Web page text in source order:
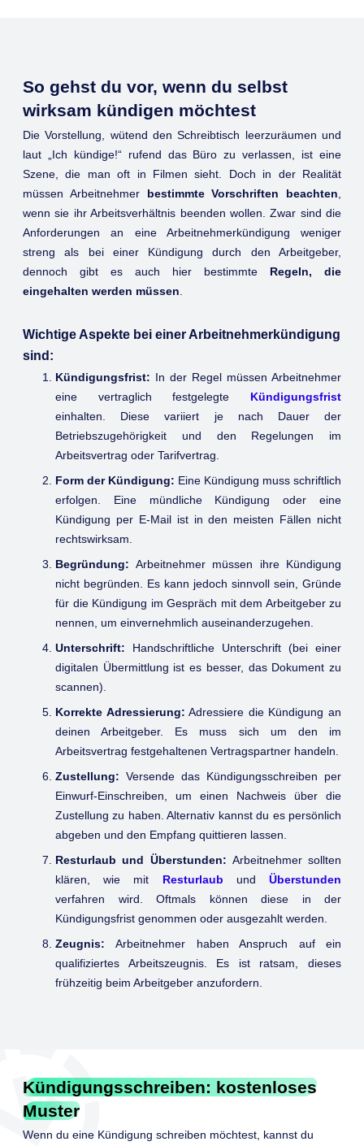
So gehst du vor, wenn du selbst
wirksam kündigen möchtest
Die Vorstellung, wütend den Schreibtisch leerzuräumen und
laut „Ich kündige!“ rufend das Büro zu verlassen, ist eine
Szene, die man oft in Filmen sieht. Doch in der Realität
müssen Arbeitnehmer bestimmte Vorschriften beachten
wenn sie ihr Arbeitsverhältnis beenden wollen. Zwar sind die
Anforderungen an eine Arbeitnehmerkündigung weniger
streng als bei einer Kündigung durch den Arbeitgeber,
dennoch gibt es auch hier bestimmte Regeln, die
eingehalten werden müssen
Wichtige Aspekte bei einer Arbeitnehmerkündigung
sind:
Kündigungsfrist: In der Regel müssen Arbeitnehmer
eine vertraglich festgelegte Kündigungsfrist
einhalten. Diese variiert je nach Dauer der
Betriebszugehörigkeit und den Regelungen im
Arbeitsvertrag oder Tarifvertrag.
Form der Kündigung: Eine Kündigung muss schriftlich
erfolgen. Eine mündliche Kündigung oder eine
Kündigung per E-Mail ist in den meisten Fällen nicht
rechtswirksam.
Begründung: Arbeitnehmer müssen ihre Kündigung
nicht begründen. Es kann jedoch sinnvoll sein, Gründe
für die Kündigung im Gespräch mit dem Arbeitgeber zu
nennen, um einvernehmlich auseinanderzugehen.
Unterschrift: Handschriftliche Unterschrift (bei einer
digitalen Übermittlung ist es besser, das Dokument zu
scannen).
Korrekte Adressierung: Adressiere die Kündigung an
deinen Arbeitgeber. Es muss sich um den im
Arbeitsvertrag festgehaltenen Vertragspartner handeln.
Zustellung: Versende das Kündigungsschreiben per
Einwurf-Einschreiben, um einen Nachweis über die
Zustellung zu haben. Alternativ kannst du es persönlich
abgeben und den Empfang quittieren lassen.
Resturlaub und Überstunden: Arbeitnehmer sollten
klären, wie mit Resturlaub undÜberstunden
verfahren wird. Oftmals können diese in der
Kündigungsfrist genommen oder ausgezahlt werden.
Zeugnis:Arbeitnehmer haben Anspruch auf ein
qualifiziertes Arbeitszeugnis. Es ist ratsam, dieses
frühzeitig beim Arbeitgeber anzufordern.
Kündigungsschreiben: kostenloses
Muster
Wenn du eine Kündigung schreiben möchtest, kannst du